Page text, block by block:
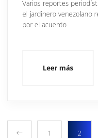
Varios reportes
el jardinero venezolano
por el acuerdo
Leer más
1 2